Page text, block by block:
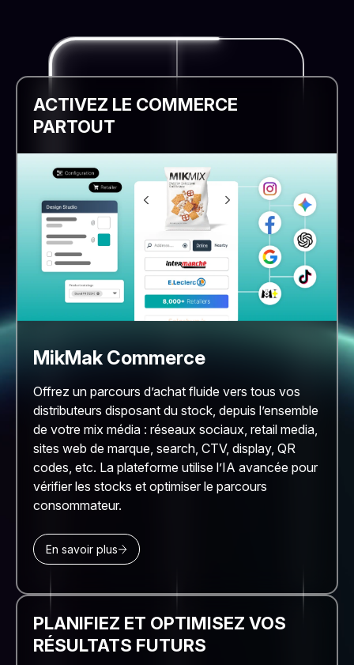
ACTIVEZ LE COMMERCE
PARTOUT
MikMak Commerce
Offrez un parcours d’achat fluide vers tous vos
distributeurs disposant du stock, depuis l’ensemble
de votre mix média : réseaux sociaux, retail media,
sites web de marque, search, CTV, display, QR
codes, etc. La plateforme utilise l’IA avancée pour
vérifier les stocks et optimiser le parcours
consommateur.
En savoir plus
PLANIFIEZ ET OPTIMISEZ VOS
RÉSULTATS FUTURS